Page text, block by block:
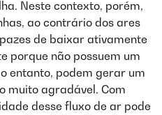
Neste contexto, porém,
ao contrário dos ares
de baixar ativamente
porque não possuem um
entanto, podem gerar um
muito agradável. Com
desse fluxo de ar pode